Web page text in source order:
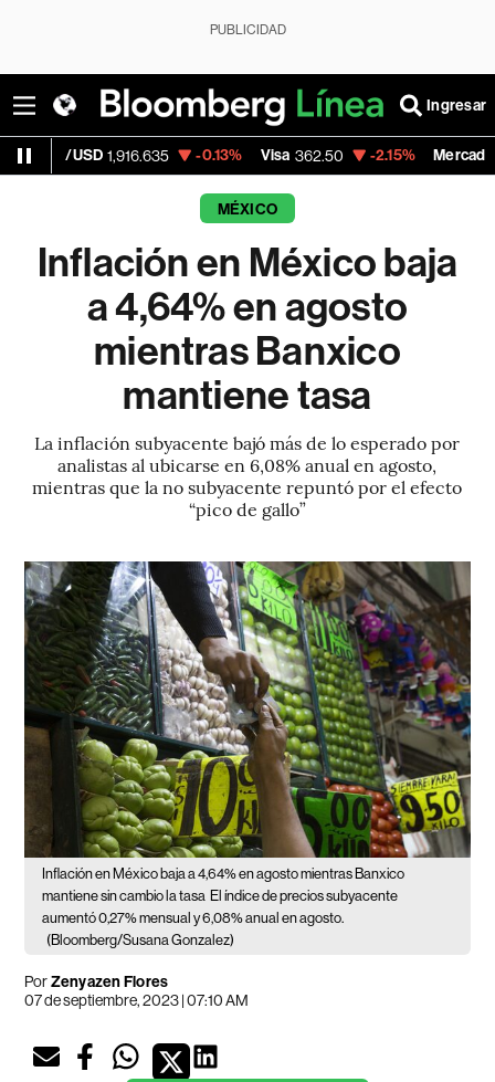
PUBLICIDAD
Ingresar
1,916.635 -0.13% Visa 362.50 -2.15% MercadoLibre
MÉXICO
Inflación en México baja
a 4,64% en agosto
mientras Banxico
mantiene tasa
La inflación subyacente bajó más de lo esperado por
analistas al ubicarse en 6,08% anual en agosto,
mientras que la no subyacente repuntó por el efecto
“pico de gallo”
Inflación en México baja a 4,64% en agosto mientras Banxico
mantiene sin cambio la tasa El índice de precios subyacente
aumentó 0,27% mensual y 6,08% anual en agosto.
(Bloomberg/Susana Gonzalez)
PorZenyazen Flores
07 de septiembre, 2023 | 07:10 AM